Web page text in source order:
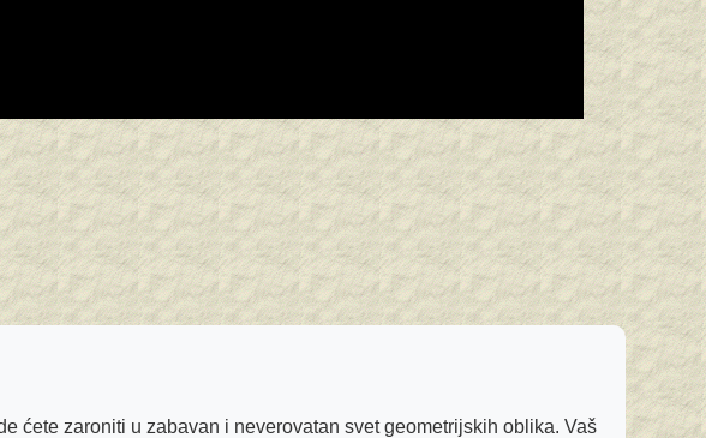
ćete zaroniti u zabavan i neverovatan svet geometrijskih oblika. Vaš